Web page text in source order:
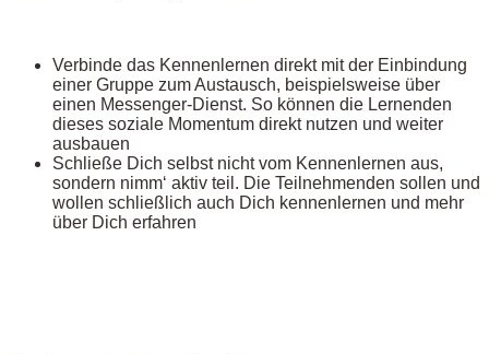
Verbinde das Kennenlernen direkt mit der Einbindung
einer Gruppe zum Austausch, beispielsweise über
einen Messenger-Dienst. So können die Lernenden
dieses soziale Momentum direkt nutzen und weiter
ausbauen
Schließe Dich selbst nicht vom Kennenlernen aus,
sondern nimm‘ aktiv teil. Die Teilnehmenden sollen und
wollen schließlich auch Dich kennenlernen und mehr
über Dich erfahren